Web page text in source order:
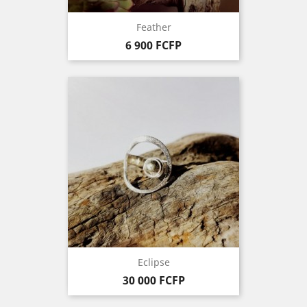
Feather
Prix
6 900 FCFP
Eclipse
Prix
30 000 FCFP